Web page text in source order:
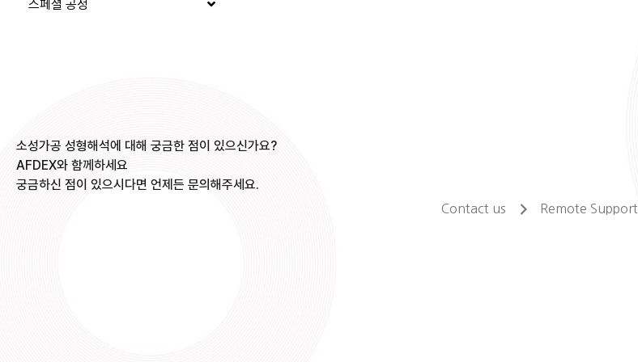
스페셜 공정
소성가공 성형해석에 대해 궁금한 점이 있으신가요?
AFDEX와 함께하세요
궁금하신 점이 있으시다면 언제든 문의해주세요.
Contact us Remote Support